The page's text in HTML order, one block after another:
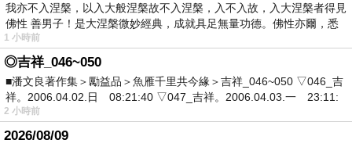
我亦不入涅槃，以入大般涅槃故不入涅槃，入不入故，入大涅槃者得見
佛性 善男子！是大涅槃微妙經典，成就具足無量功德。佛性亦爾，悉
1 小時前
◎吉祥_046~050
■潘文良著作集＞勵益品＞魚雁千里共今緣＞吉祥_046~050 ▽046_吉
祥。2006.04.02.日 08:21:40 ▽047_吉祥。2006.04.03.一 23:11:
2 小時前
2026/08/09